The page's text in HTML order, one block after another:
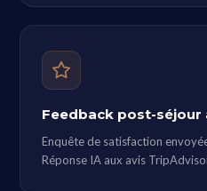
Feedback post-
Enquête de satisfaction
Réponse IA aux avis